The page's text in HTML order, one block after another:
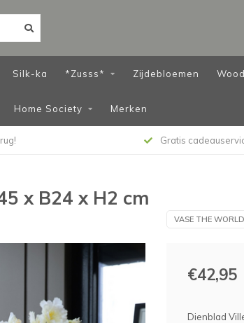
Silk-ka *Zusss* Zijdebloemen
Home Society Merken
Gratis
x B24 x H2 cm
VASE THE WORLD
€42,95
Dienblad